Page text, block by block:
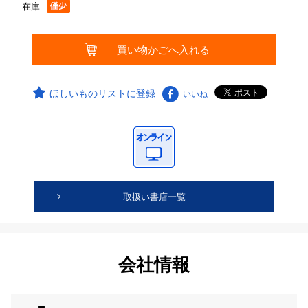
在庫
ほしいものリストに登録 いいね
取扱い書店一覧
会社情報